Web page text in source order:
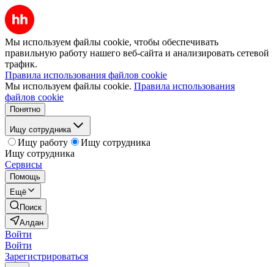
Мы используем файлы cookie, чтобы обеспечивать
правильную работу нашего веб-сайта и анализировать сетевой
трафик.
Правила использования файлов cookie
Мы используем файлы cookie. Правила использования
файлов cookie
Понятно
Ищу сотрудника
Ищу работу
Ищу сотрудника
Ищу сотрудника
Сервисы
Помощь
Ещё
Поиск
Алдан
Войти
Войти
Зарегистрироваться